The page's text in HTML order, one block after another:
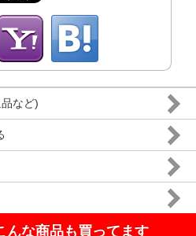
など)
んな商品も買ってます